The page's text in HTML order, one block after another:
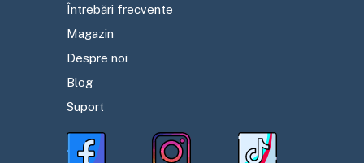
Întrebări frecvente
Magazin
Despre noi
Blog
Suport